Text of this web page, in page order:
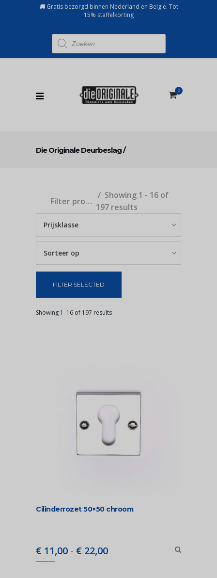
Gratis bezorgd binnen Nederland en België. Tot
15% staffelkorting
Producten
zoeken
0
Die Originale Deurbeslag/
Filter producten
Showing 1 - 16 of
197 results
Prijsklasse
Sorteer op
FILTER SELECTED
Showing 1–16 of 197 results
Cilinderrozet 50×50 chroom
€ 11,00 - € 22,00Prijsklasse: